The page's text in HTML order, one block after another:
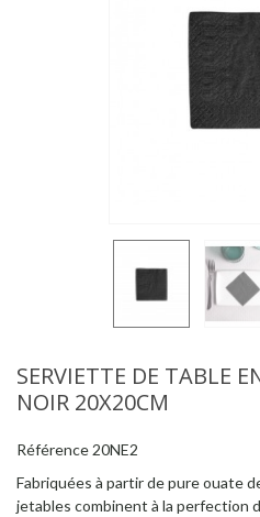
SERVIETTE DE TABLE
NOIR 20X20CM
Référence 20NE2
Fabriquées à partir de pure ouate
jetables combinent à la perfection